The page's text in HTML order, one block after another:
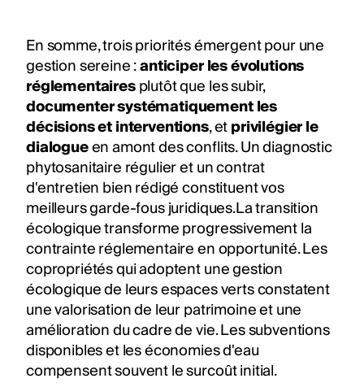
En somme, trois priorités émergent pour une
gestion sereine :anticiper les évolutions
réglementairesplutôt que les subir,
documenter systématiquement les
décisions et interventions, etprivilégier le
dialogueen amont des conflits. Un diagnostic
phytosanitaire régulier et un contrat
d'entretien bien rédigé constituent vos
meilleurs garde-fous juridiques.La transition
écologique transforme progressivement la
contrainte réglementaire en opportunité. Les
copropriétés qui adoptent une gestion
écologique de leurs espaces verts constatent
une valorisation de leur patrimoine et une
amélioration du cadre de vie. Les subventions
disponibles et les économies d'eau
compensent souvent le surcoût initial.